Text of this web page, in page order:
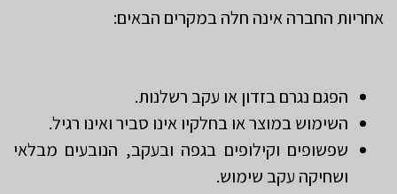
אחריות החברה אינה חלה במקרים הבאים:
הפגם נגרם בזדון או עקב רשלנות.
השימוש במוצר או בחלקיו אינו סביר ואינו רגיל.
שפשופים וקילופים בגפה ובעקב, הנובעים מבלאי
ושחיקה עקב שימוש.